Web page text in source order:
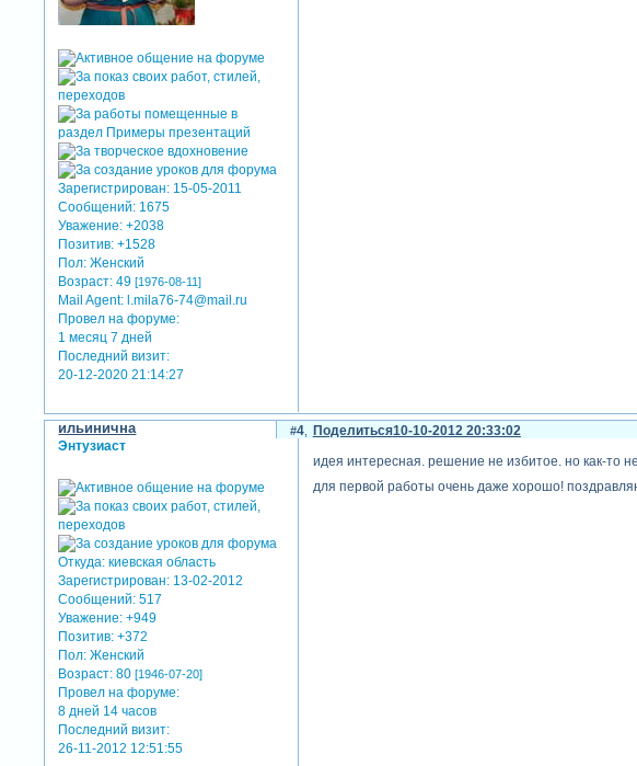
Зарегистрирован: 15-05-2011
Сообщений: 1675
Уважение: +2038
Позитив: +1528
Пол: Женский
Возраст: 49[1976-08-11]
Mail Agent: l.mila76-74@mail.ru
Провел на форуме:
1 месяц 7 дней
Последний визит:
20-12-2020 21:14:27
Поделиться
4 10-10-2012 20:33:02
ильинична
Энтузиаст
Откуда: киевская область
Зарегистрирован: 13-02-2012
Сообщений: 517
Уважение: +949
Позитив: +372
Пол: Женский
Возраст: 80[1946-07-20]
Провел на форуме:
8 дней 14 часов
Последний визит:
26-11-2012 12:51:55
идея интересная. решение не избитое. но как-то
для первой работы очень даже хорошо!